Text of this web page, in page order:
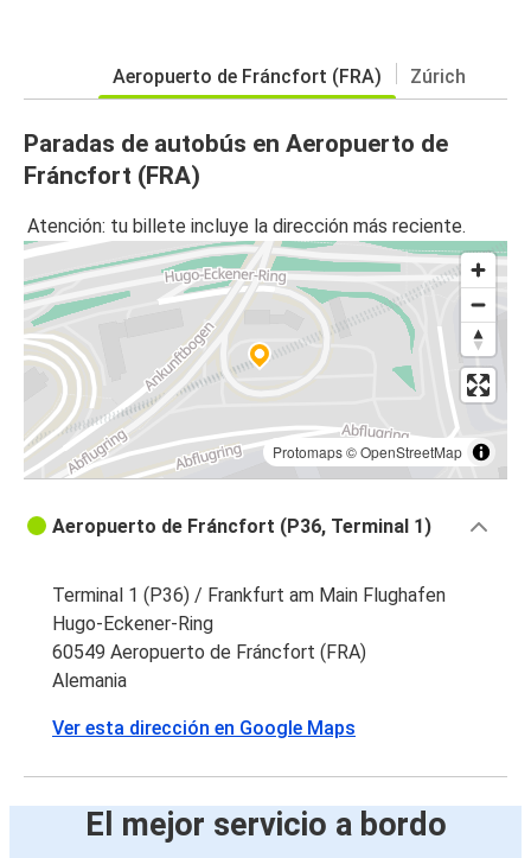
Aeropuerto de Fráncfort (FRA) Zúrich
Paradas de autobús en Aeropuerto de
Fráncfort (FRA)
Atención: tu billete incluye la dirección más reciente.
Protomaps©OpenStreetMap
Aeropuerto de Fráncfort (P36, Terminal 1)
Terminal 1 (P36) / Frankfurt am Main Flughafen
Hugo-Eckener-Ring
60549 Aeropuerto de Fráncfort (FRA)
Alemania
Ver esta dirección en Google Maps
El mejor servicio a bordo